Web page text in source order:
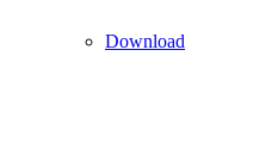
Download